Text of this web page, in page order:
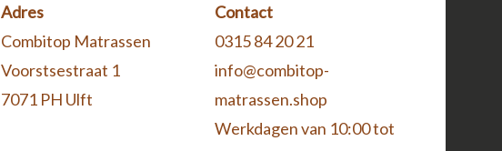
Adres
Combitop Matrassen
Voorstsestraat 1
7071 PH Ulft
Contact
0315 84 20 21
info@combitop-
matrassen.shop
Werkdagen van 10:00 tot